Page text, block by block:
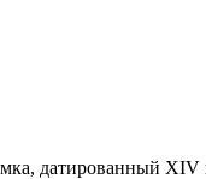
датированный XIV